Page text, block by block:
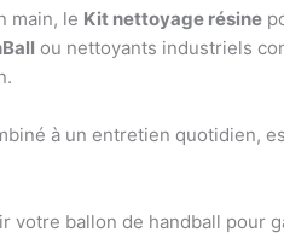
main, le Kit nettoyage résine
ou nettoyants industriels
à un entretien quotidien,